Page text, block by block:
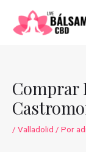
contenido
Comprar
/ Valladolid / Por